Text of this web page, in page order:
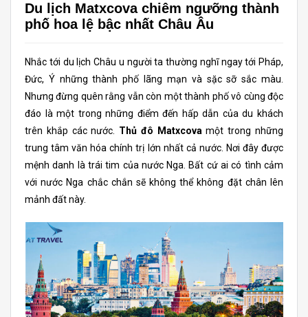
Du lịch Matxcova chiêm ngưỡng thành
phố hoa lệ bậc nhất Châu Âu
Nhắc tới du lịch Châu u người ta thường nghĩ ngay tới Pháp,
Đức, Ý những thành phố lãng mạn và sặc sỡ sắc màu.
Nhưng đừng quên rằng vẫn còn một thành phố vô cùng độc
đáo là một trong những điểm đến hấp dẫn của du khách
trên khắp các nước. Thủ đô Matxcova một trong những
trung tâm văn hóa chính trị lớn nhất cả nước. Nơi đây được
mệnh danh là trái tim của nước Nga. Bất cứ ai có tình cảm
với nước Nga chắc chắn sẽ không thể không đặt chân lên
mảnh đất này.